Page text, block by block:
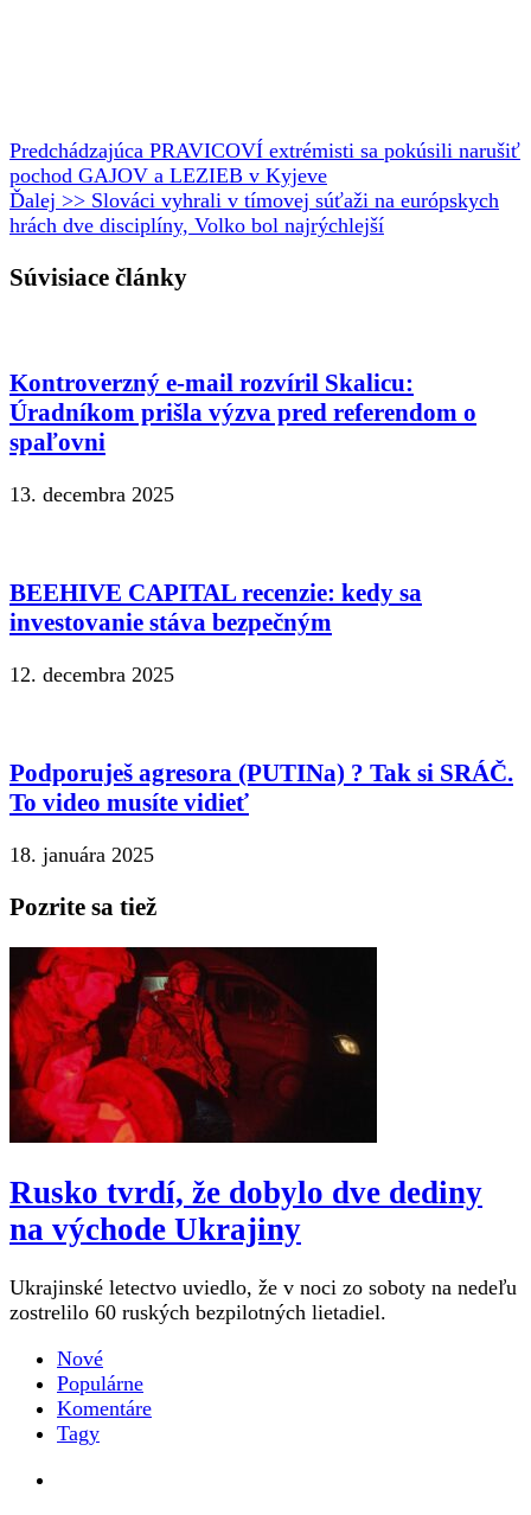
Predchádzajúca PRAVICOVÍ extrémisti sa pokúsili narušiť
pochod GAJOV a LEZIEB v Kyjeve
Ďalej >> Slováci vyhrali v tímovej súťaži na európskych
hrách dve disciplíny, Volko bol najrýchlejší
Súvisiace články
Kontroverzný e-mail rozvíril Skalicu:
Úradníkom prišla výzva pred referendom o
spaľovni
13. decembra 2025
BEEHIVE CAPITAL recenzie: kedy sa
investovanie stáva bezpečným
12. decembra 2025
Podporuješ agresora (PUTINa) ? Tak si SRÁČ.
To video musíte vidieť
18. januára 2025
Pozrite sa tiež
Rusko tvrdí, že dobylo dve dediny
na východe Ukrajiny
Ukrajinské letectvo uviedlo, že v noci zo soboty na nedeľu
zostrelilo 60 ruských bezpilotných lietadiel.
Nové
Populárne
Komentáre
Tagy